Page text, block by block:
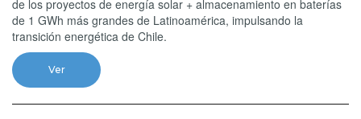
de los proyectos de energía solar + almacenamiento en baterías
de 1 GWh más grandes de Latinoamérica, impulsando la
transición energética de Chile.
Ver